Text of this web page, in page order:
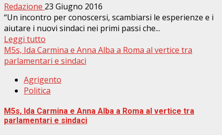
Redazione 23 Giugno 2016
“Un incontro per conoscersi, scambiarsi le esperienze e i
aiutare i nuovi sindaci nei primi passi che...
Leggi tutto
M5s, Ida Carmina e Anna Alba a Roma al vertice tra
parlamentari e sindaci
Agrigento
Politica
M5s, Ida Carmina e Anna Alba a Roma al vertice tra
parlamentari e sindaci